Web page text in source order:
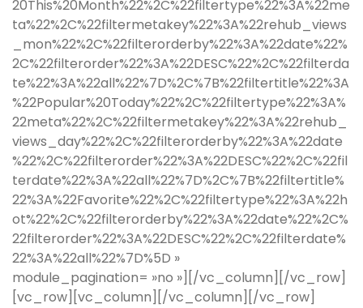
20This%20Month%22%2C%22filtertype%22%3A%22me
ta%22%2C%22filtermetakey%22%3A%22rehub_views
_mon%22%2C%22filterorderby%22%3A%22date%22%
2C%22filterorder%22%3A%22DESC%22%2C%22filterda
te%22%3A%22all%22%7D%2C%7B%22filtertitle%22%3A
%22Popular%20Today%22%2C%22filtertype%22%3A%
22meta%22%2C%22filtermetakey%22%3A%22rehub_
views_day%22%2C%22filterorderby%22%3A%22date
%22%2C%22filterorder%22%3A%22DESC%22%2C%22fil
terdate%22%3A%22all%22%7D%2C%7B%22filtertitle%
22%3A%22Favorite%22%2C%22filtertype%22%3A%22h
ot%22%2C%22filterorderby%22%3A%22date%22%2C%
22filterorder%22%3A%22DESC%22%2C%22filterdate%
22%3A%22all%22%7D%5D »
module_pagination= »no »][/vc_column][/vc_row]
[vc_row][vc_column][/vc_column][/vc_row]